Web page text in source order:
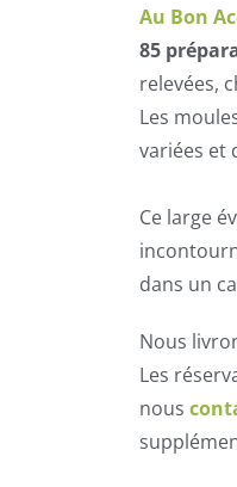
Au Bon
85
relevées,
Les
variées et
Ce large
dans un
Nous
Les
nous